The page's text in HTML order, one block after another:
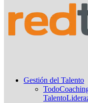
Gestión del Talento
Todo
Talento